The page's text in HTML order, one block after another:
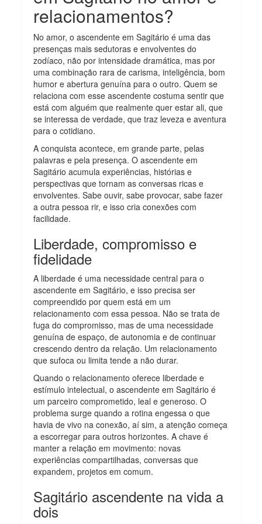
relacionamentos?
No amor, o ascendente em Sagitário é uma das
presenças mais sedutoras e envolventes do
zodíaco, não por intensidade dramática, mas por
uma combinação rara de carisma, inteligência, bom
humor e abertura genuína para o outro. Quem se
relaciona com esse ascendente costuma sentir que
está com alguém que realmente quer estar ali, que
se interessa de verdade, que traz leveza e aventura
para o cotidiano.
A conquista acontece, em grande parte, pelas
palavras e pela presença. O ascendente em
Sagitário acumula experiências, histórias e
perspectivas que tornam as conversas ricas e
envolventes. Sabe ouvir, sabe provocar, sabe fazer
a outra pessoa rir, e isso cria conexões com
facilidade.
Liberdade, compromisso e
fidelidade
A liberdade é uma necessidade central para o
ascendente em Sagitário, e isso precisa ser
compreendido por quem está em um
relacionamento com essa pessoa. Não se trata de
fuga do compromisso, mas de uma necessidade
genuína de espaço, de autonomia e de continuar
crescendo dentro da relação. Um relacionamento
que sufoca ou limita tende a não durar.
Quando o relacionamento oferece liberdade e
estímulo intelectual, o ascendente em Sagitário é
um parceiro comprometido, leal e generoso. O
problema surge quando a rotina engessa o que
havia de vivo na conexão, aí sim, a atenção começa
a escorregar para outros horizontes. A chave é
manter a relação em movimento: novas
experiências compartilhadas, conversas que
expandem, projetos em comum.
Sagitário ascendente na vida a
dois